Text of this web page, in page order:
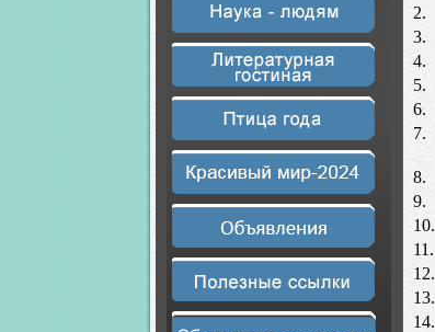
2.
3.
4.
5.
6.
7.
8.
9.
10.
11.
12.
13.
14.